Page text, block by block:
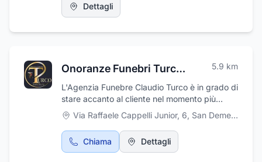
Dettagli
Onoranze Funebri Turco Claudio 5.9 km
L'Agenzia Funebre Claudio Turco è in grado di
stare accanto al cliente nel momento più
delicato, nella perdita di una persona cara,
proprio quando c¿è bisogno di rispetto ed
un'organizzazione immediata. L'agenzia
funebre offre sostegno per i familiari, si
Via Raffaele Cappelli Junior, 6, San Demetrio Ne' Vestini
Chiama Dettagli